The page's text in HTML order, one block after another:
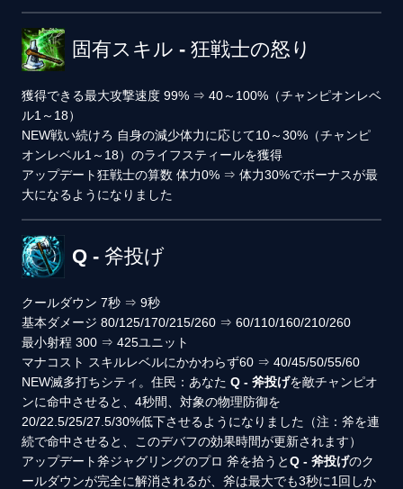
固有スキル - 狂戦士の怒り
獲得できる最大攻撃速度 99% ⇒ 40～100%（チャンピオンレベ
ル1～18）
NEW戦い続けろ 自身の減少体力に応じて10～30%（チャンピ
オンレベル1～18）のライフスティールを獲得
アップデート狂戦士の算数 体力0% ⇒ 体力30%でボーナスが最
大になるようになりました
Q - 斧投げ
クールダウン 7秒 ⇒ 9秒
基本ダメージ 80/125/170/215/260 ⇒ 60/110/160/210/260
最小射程 300 ⇒ 425ユニット
マナコスト スキルレベルにかかわらず60 ⇒ 40/45/50/55/60
NEW滅多打ちシティ。住民：あなた Q - 斧投げを敵チャンピオ
ンに命中させると、4秒間、対象の物理防御を
20/22.5/25/27.5/30%低下させるようになりました（注：斧を連
続で命中させると、このデバフの効果時間が更新されます）
アップデート斧ジャグリングのプロ 斧を拾うとQ - 斧投げのク
ールダウンが完全に解消されるが、斧は最大でも3秒に1回しか